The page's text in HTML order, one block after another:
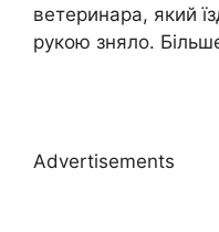
ветеpинара, який
рукою зняло.
Advertisements